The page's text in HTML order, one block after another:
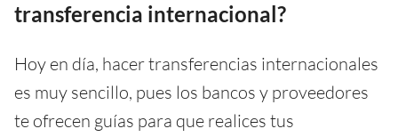
transferencia internacional?
Hoy en día, hacer transferencias internacionales
es muy sencillo, pues los bancos y proveedores
te ofrecen guías para que realices tus